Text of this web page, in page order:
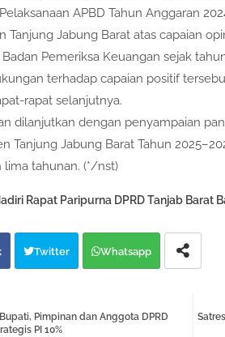
APBD Tahun Anggaran
Tanjung Jabung Barat atas capaian
Pemeriksa Keuangan sejak
terhadap capaian positif
rapat selanjutnya.
dilanjutkan dengan penyampaian
Tanjung Jabung Barat Tahun
tahunan. (*/nst)
Rapat Paripurna DPRD Tanjab Barat
Twitter Whatsapp
Pimpinan dan Anggota DPRD
PI 10%